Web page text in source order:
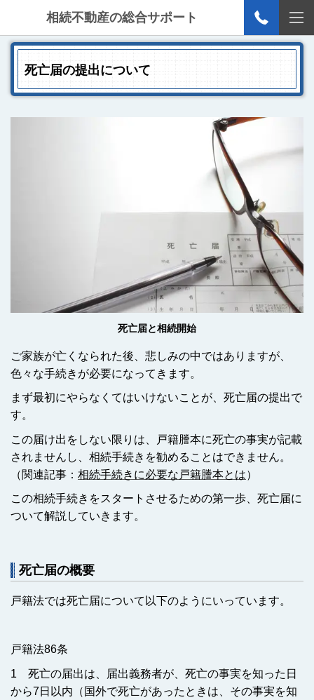
相続不動産の総合サポート
死亡届の提出について
死亡届と相続開始
ご家族が亡くなられた後、悲しみの中ではありますが、
色々な手続きが必要になってきます。
まず最初にやらなくてはいけないことが、死亡届の提出で
す。
この届け出をしない限りは、戸籍謄本に死亡の事実が記載
されませんし、相続手続きを勧めることはできません。
（関連記事： 相続手続きに必要な戸籍謄本とは）
この相続手続きをスタートさせるための第一歩、死亡届に
ついて解説していきます。
死亡届の概要
戸籍法では死亡届について以下のようにいっています。
戸籍法86条
1 死亡の届出は、届出義務者が、死亡の事実を知った日
から7日以内（国外で死亡があったときは、その事実を知